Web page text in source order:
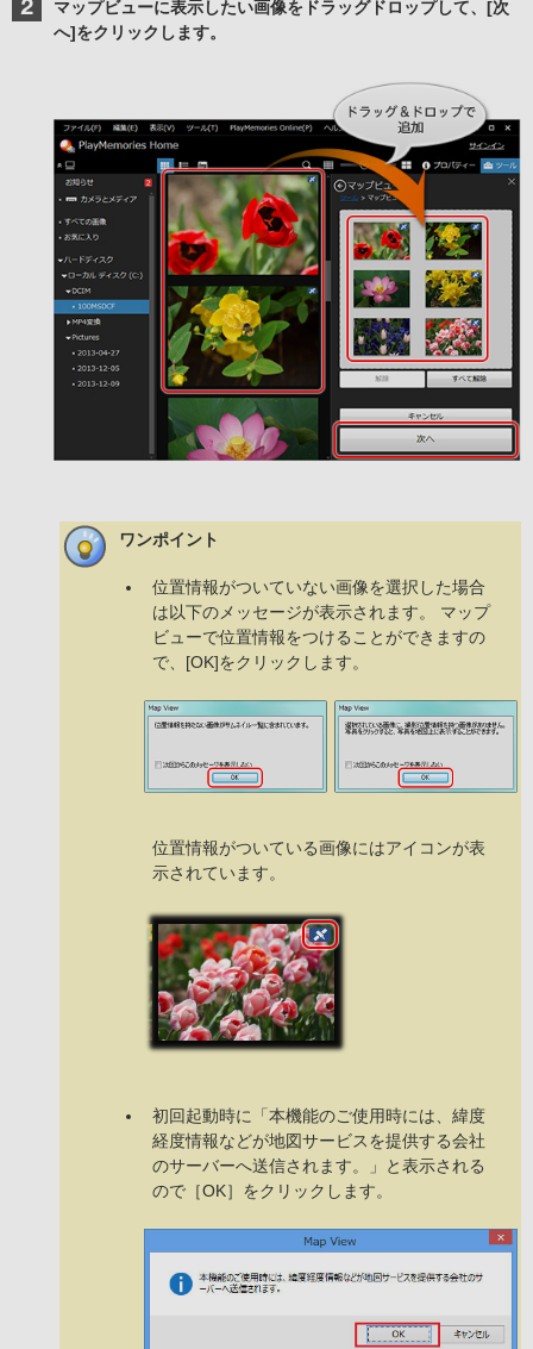
マップビューに表示したい画像をドラッグドロップして、[次
へ]をクリックします。
ワンポイント
位置情報がついていない画像を選択した場合
は以下のメッセージが表示されます。 マップ
ビューで位置情報をつけることができますの
で、[OK]をクリックします。
位置情報がついている画像にはアイコンが表
示されています。
初回起動時に「本機能のご使用時には、緯度
経度情報などが地図サービスを提供する会社
のサーバーへ送信されます。」と表示される
ので［OK］をクリックします。